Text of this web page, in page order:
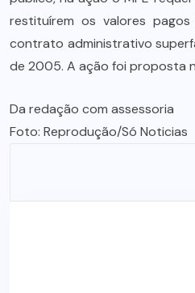
restituírem os valores
contrato administrativo
de 2005. A ação foi proposta
Da redação com assessoria
Foto: Reprodução/Só Noticias